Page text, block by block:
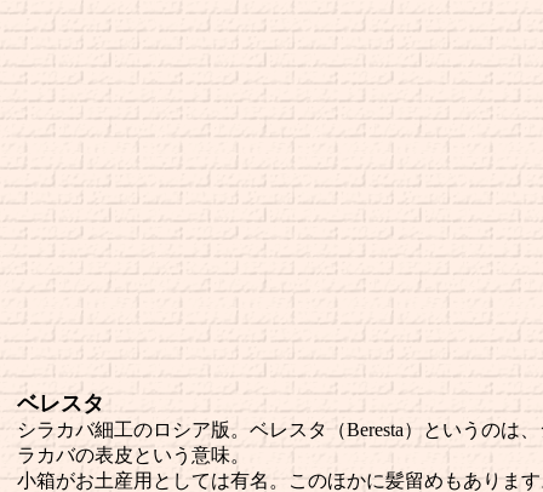
ベレスタ
シラカバ細工のロシア版。ベレスタ（Beresta）というのは
ラカバの表皮という意味。
小箱がお土産用としては有名。このほかに髪留めもありま